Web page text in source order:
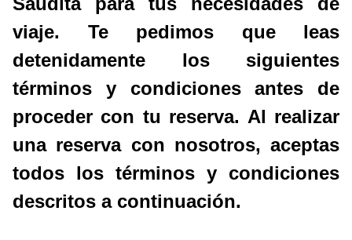
viaje. Te pedimos que leas
detenidamente los siguientes
términos y condiciones antes de
proceder con tu reserva. Al realizar
una reserva con nosotros, aceptas
todos los términos y condiciones
descritos a continuación.